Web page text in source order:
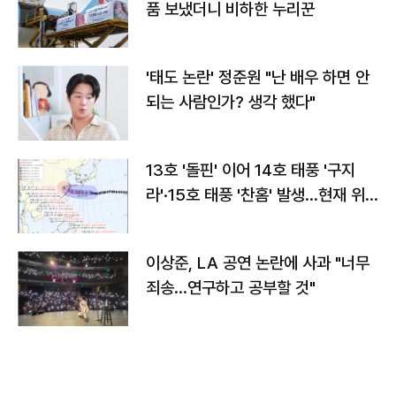
품 보냈더니 비하한 누리꾼
'태도 논란' 정준원 "난 배우 하면 안
되는 사람인가? 생각 했다"
13호 '돌핀' 이어 14호 태풍 '구지
라'·15호 태풍 '찬홈' 발생…현재 위
이상준, LA 공연 논란에 사과 "너무
죄송…연구하고 공부할 것"